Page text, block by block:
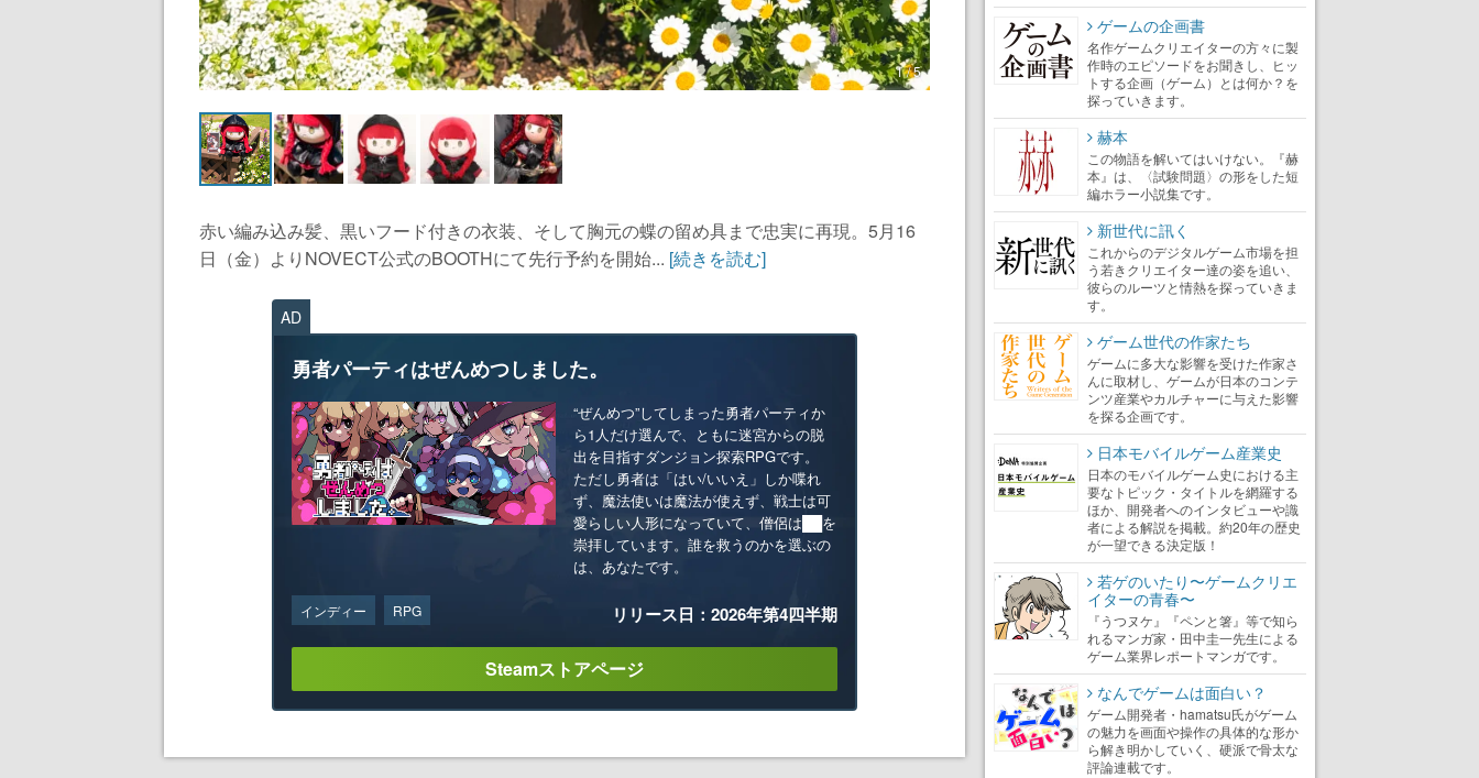
1 / 5
赤い編み込み髪、黒いフード付きの衣装、そして胸元の蝶の留め具まで忠実に再現。5月16
日（金）よりNOVECT公式のBOOTHにて先行予約を開始... [続きを読む]
AD
勇者パーティはぜんめつしました。
“ぜんめつ”してしまった勇者パーティか
ら1人だけ選んで、ともに迷宮からの脱
出を目指すダンジョン探索RPGです。
ただし勇者は「はい/いいえ」しか喋れ
ず、魔法使いは魔法が使えず、戦士は可
愛らしい人形になっていて、僧侶は██を
崇拝しています。誰を救うのかを選ぶの
は、あなたです。
インディー RPG リリース日：2026年第4四半期
Steamストアページ
ゲームの企画書
名作ゲームクリエイターの方々に製
作時のエピソードをお聞きし、ヒッ
トする企画（ゲーム）とは何か？を
探っていきます。
赫本
この物語を解いてはいけない。『赫
本』は、〈試験問題〉の形をした短
編ホラー小説集です。
新世代に訊く
これからのデジタルゲーム市場を担
う若きクリエイター達の姿を追い、
彼らのルーツと情熱を探っていきま
す。
ゲーム世代の作家たち
ゲームに多大な影響を受けた作家さ
んに取材し、ゲームが日本のコンテ
ンツ産業やカルチャーに与えた影響
を探る企画です。
日本モバイルゲーム産業史
日本のモバイルゲーム史における主
要なトピック・タイトルを網羅する
ほか、開発者へのインタビューや識
者による解説を掲載。約20年の歴史
が一望できる決定版！
若ゲのいたり〜ゲームクリエ
イターの青春〜
『うつヌケ』『ペンと箸』等で知ら
れるマンガ家・田中圭一先生による
ゲーム業界レポートマンガです。
なんでゲームは面白い？
ゲーム開発者・hamatsu氏がゲーム
の魅力を画面や操作の具体的な形か
ら解き明かしていく、硬派で骨太な
評論連載です。